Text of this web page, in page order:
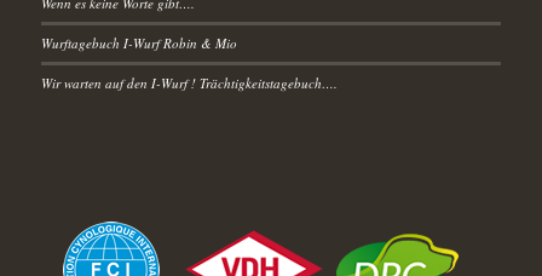
Wurftagebuch I-Wurf Robin & Mio
Wir warten auf den I-Wurf ! Trächtigkeitstagebuch….